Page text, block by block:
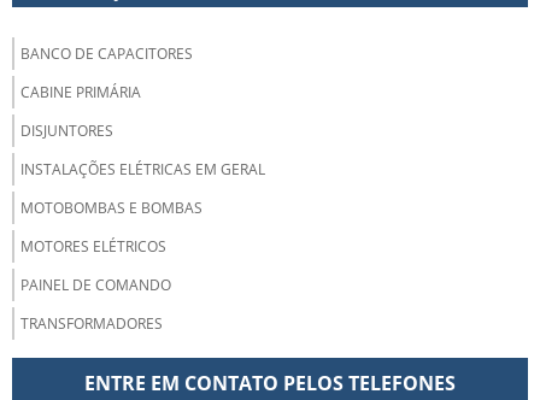
BANCO DE CAPACITORES
CABINE PRIMÁRIA
DISJUNTORES
INSTALAÇÕES ELÉTRICAS EM GERAL
MOTOBOMBAS E BOMBAS
MOTORES ELÉTRICOS
PAINEL DE COMANDO
TRANSFORMADORES
ENTRE EM CONTATO PELOS TELEFONES